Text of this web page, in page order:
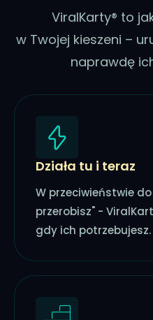
ViralKarty® to
w Twojej kieszeni –
naprawdę
Działa tu i teraz
W przeciwieństwie
przerobisz" -
gdy ich potrzebujesz.